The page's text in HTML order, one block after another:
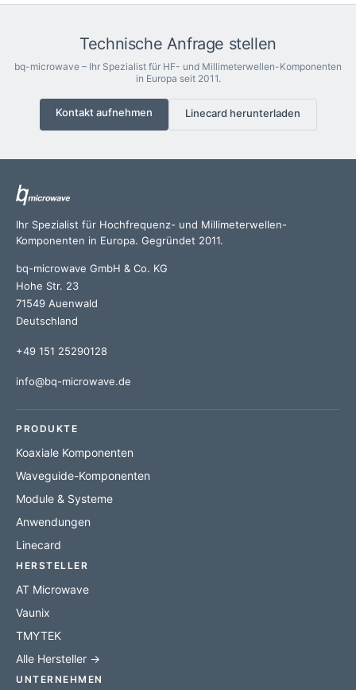
Technische Anfrage stellen
bq-microwave – Ihr Spezialist für HF- und Millimeterwellen-Komponenten
in Europa seit 2011.
Kontakt aufnehmen Linecard herunterladen
Ihr Spezialist für Hochfrequenz- und Millimeterwellen-
Komponenten in Europa. Gegründet 2011.
bq-microwave GmbH & Co. KG
Hohe Str. 23
71549 Auenwald
Deutschland
+49 151 25290128
info@bq-microwave.de
PRODUKTE
Koaxiale Komponenten
Waveguide-Komponenten
Module & Systeme
Anwendungen
Linecard
HERSTELLER
AT Microwave
Vaunix
TMYTEK
Alle Hersteller →
UNTERNEHMEN